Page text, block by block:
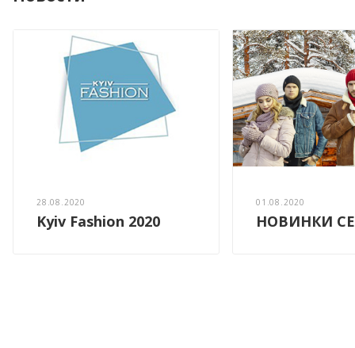
28.08.2020
Kyiv Fashion 2020
01.08.2020
НОВИНКИ